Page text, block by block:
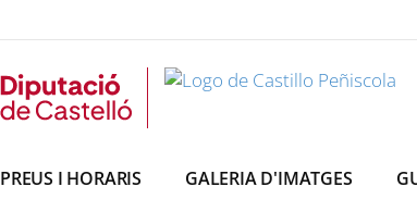
PREUS I HORARIS GALERIA D'IMATGES